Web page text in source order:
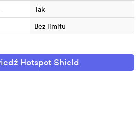
Tak
Bez limitu
Hotspot Shield